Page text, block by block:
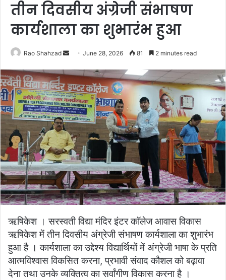
तीन दिवसीय अंग्रेजी संभाषण
कार्यशाला का शुभारंभ हुआ
Rao Shahzad
Send
email
June 28, 2026 81 2 minutes read
ऋषिकेश । सरस्वती विद्या मंदिर इंटर कॉलेज आवास विकास
ऋषिकेश में तीन दिवसीय अंग्रेजी संभाषण कार्यशाला का शुभारंभ
हुआ है । कार्यशाला का उद्देश्य विद्यार्थियों में अंग्रेजी भाषा के प्रति
आत्मविश्वास विकसित करना, प्रभावी संवाद कौशल को बढ़ावा
देना तथा उनके व्यक्तित्व का सर्वांगीण विकास करना है ।